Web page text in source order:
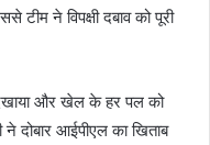
टीम ने विपक्षी दबाव को पूरी
और खेल के हर पल को
दोबार आईपीएल का खिताब